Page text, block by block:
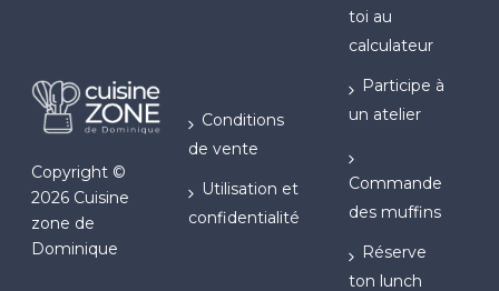
Copyright ©
2026 Cuisine
zone de
Dominique
Conditions
de vente
Utilisation et
confidentialité
toi au
calculateur
Participe à
un atelier
Commande
des muffins
Réserve
ton lunch